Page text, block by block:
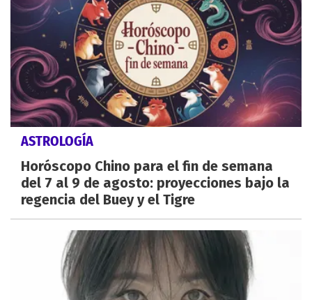
ASTROLOGÍA
Horóscopo Chino para el fin de semana
del 7 al 9 de agosto: proyecciones bajo la
regencia del Buey y el Tigre